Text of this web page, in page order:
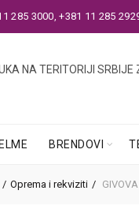
285 3000,+381 11 285
NA TERITORIJI SRBIJE
BRENDOVI
Oprema i rekviziti